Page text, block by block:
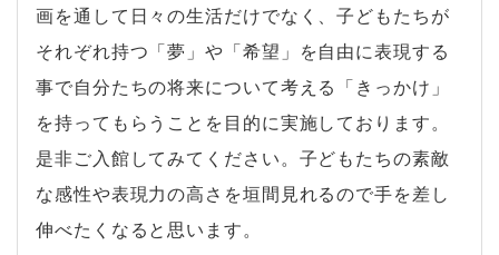
画を通して日々の生活だけでなく、子どもたちが
それぞれ持つ「夢」や「希望」を自由に表現する
事で自分たちの将来について考える「きっかけ」
を持ってもらうことを目的に実施しております。
是非ご入館してみてください。子どもたちの素敵
な感性や表現力の高さを垣間見れるので手を差し
伸べたくなると思います。